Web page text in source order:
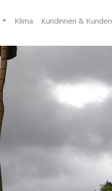
Klima Kundinnen & Kunden